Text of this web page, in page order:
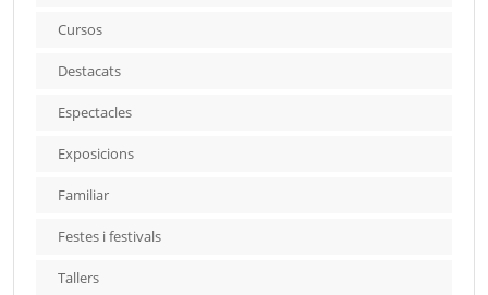
Cursos
Destacats
Espectacles
Exposicions
Familiar
Festes i festivals
Tallers